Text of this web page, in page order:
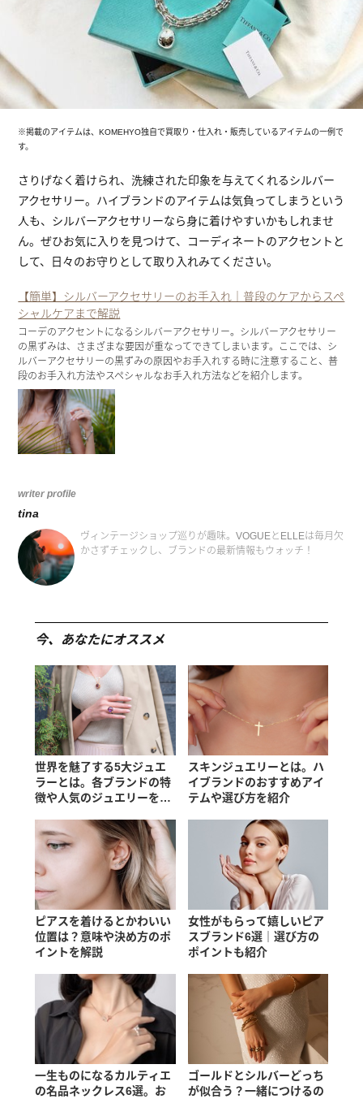
※掲載のアイテムは、KOMEHYO独自で買取り・仕入れ・販売しているアイテムの一例で
す。
さりげなく着けられ、洗練された印象を与えてくれるシルバー
アクセサリー。ハイブランドのアイテムは気負ってしまうという
人も、シルバーアクセサリーなら身に着けやすいかもしれませ
ん。ぜひお気に入りを見つけて、コーディネートのアクセントと
して、日々のお守りとして取り入れみてください。
【簡単】シルバーアクセサリーのお手入れ｜普段のケアからスペ
シャルケアまで解説
コーデのアクセントになるシルバーアクセサリー。シルバーアクセサリー
の黒ずみは、さまざまな要因が重なってできてしまいます。ここでは、シ
ルバーアクセサリーの黒ずみの原因やお手入れする時に注意すること、普
段のお手入れ方法やスペシャルなお手入れ方法などを紹介します。
writer profile
tina
ヴィンテージショップ巡りが趣味。VOGUEとELLEは毎月欠
かさずチェックし、ブランドの最新情報もウォッチ！
今、あなたにオススメ
世界を魅了する5大ジュエ
ラーとは。各ブランドの特
徴や人気のジュエリーを紹
スキンジュエリーとは。ハ
イブランドのおすすめアイ
テムや選び方を紹介
ピアスを着けるとかわいい
位置は？意味や決め方のポ
イントを解説
女性がもらって嬉しいピア
スブランド6選｜選び方の
ポイントも紹介
一生ものになるカルティエ
の名品ネックレス6選。お
ゴールドとシルバーどっち
が似合う？一緒につけるの